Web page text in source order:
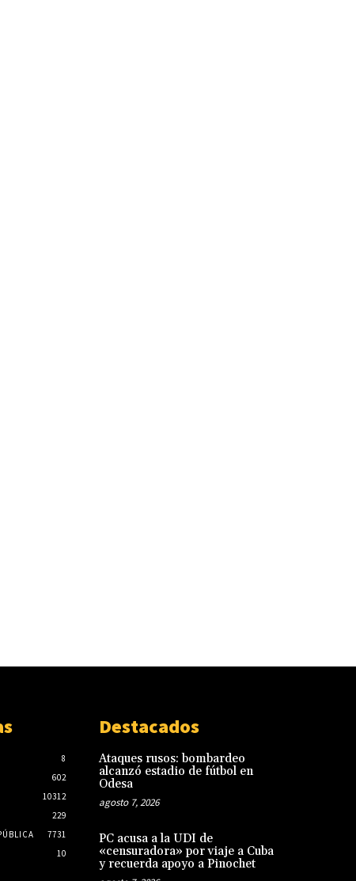
8
602
10312
229
7731
10
Destacados
Ataques rusos: bombardeo
alcanzó estadio de fútbol en
Odesa
agosto 7, 2026
PC acusa a la UDI de
«censuradora» por viaje a Cuba
y recuerda apoyo a Pinochet